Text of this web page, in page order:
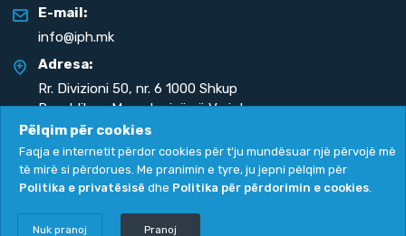
E-mail:
info@iph.mk
Adresa:
Rr. Divizioni 50, nr. 6 1000 Shkup
Republika e Maqedonisë së Veriut
Politika e privatësisë Politika për përdorimin e cookies
Copyright 2026. All rights reserved by
Pëlqim për cookies
Faqja e internetit përdor cookies për t'ju mundësuar një përvojë më
të mirë si përdorues. Me pranimin e tyre, ju jepni pëlqim për
Politika e privatësisë dhe Politika për përdorimin e cookies.
Nuk pranoj Pranoj